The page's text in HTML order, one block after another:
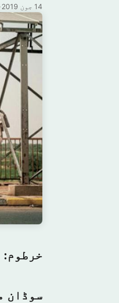
· 14 جون 2019
خرطوم:
سوڈان